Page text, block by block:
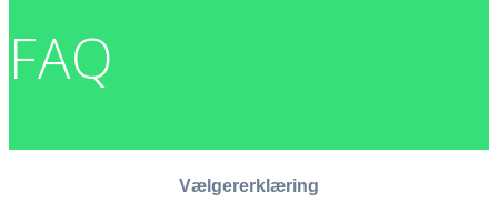
FAQ
Vælgererklæring